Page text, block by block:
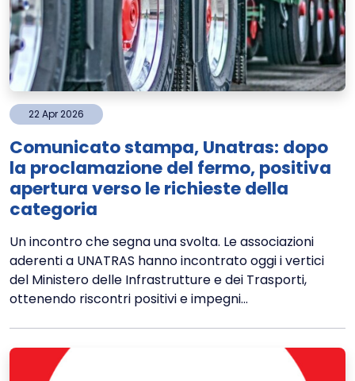
22Apr2026
Comunicato stampa, Unatras: dopo
la proclamazione del fermo, positiva
apertura verso le richieste della
categoria
Un incontro che segna una svolta. Le associazioni
aderenti a UNATRAS hanno incontrato oggi i vertici
del Ministero delle Infrastrutture e dei Trasporti,
ottenendo riscontri positivi e impegni...